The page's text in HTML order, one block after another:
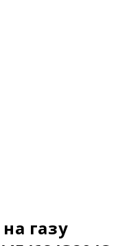
газу